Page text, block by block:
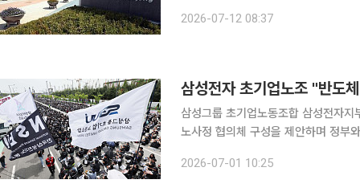
경제동향 △민생안정지원단, 민생물
2026-07-12 08:37
삼성그룹 초기업노동조합 삼성전자
노사정 협의체 구성을 제안하며 정부와 기업의
기원하며 우리 산업의 경쟁력을 지키
2026-07-01 10:25